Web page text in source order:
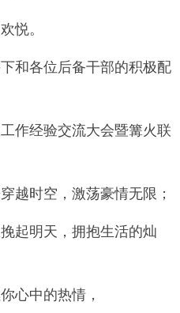
悦。
和各位后备干部的积极配
作经验交流大会暨篝火联
越时空，激荡豪情无限；
起明天，拥抱生活的灿
心中的热情，